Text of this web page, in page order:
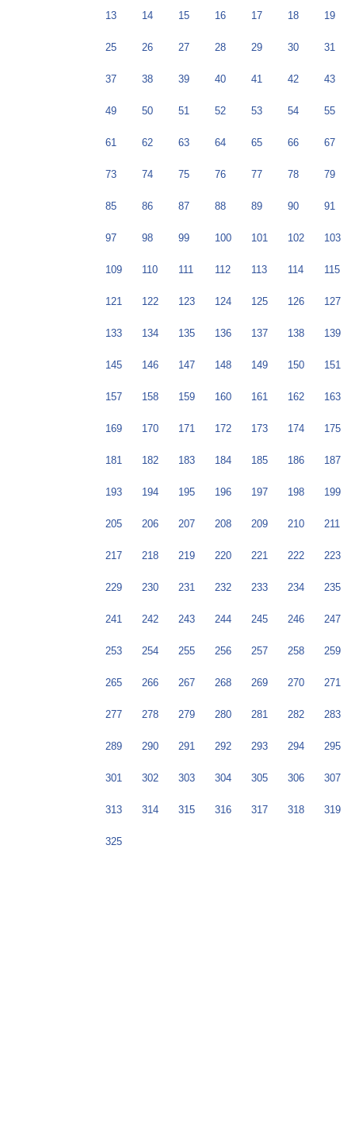
13 14 15 16 17 18 19
25 26 27 28 29 30 31
37 38 39 40 41 42 43
49 50 51 52 53 54 55
61 62 63 64 65 66 67
73 74 75 76 77 78 79
85 86 87 88 89 90 91
97 98 99 100 101 102 103
109 110 111 112 113 114 115
121 122 123 124 125 126 127
133 134 135 136 137 138 139
145 146 147 148 149 150 151
157 158 159 160 161 162 163
169 170 171 172 173 174 175
181 182 183 184 185 186 187
193 194 195 196 197 198 199
205 206 207 208 209 210 211
217 218 219 220 221 222 223
229 230 231 232 233 234 235
241 242 243 244 245 246 247
253 254 255 256 257 258 259
265 266 267 268 269 270 271
277 278 279 280 281 282 283
289 290 291 292 293 294 295
301 302 303 304 305 306 307
313 314 315 316 317 318 319
325